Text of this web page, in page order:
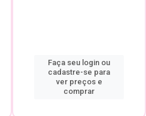
Faça seu login ou
cadastre-se para
ver preços e
comprar